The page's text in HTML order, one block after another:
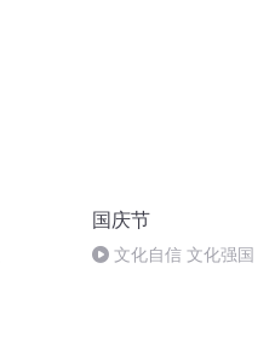
国庆节
文化自信 文化强国